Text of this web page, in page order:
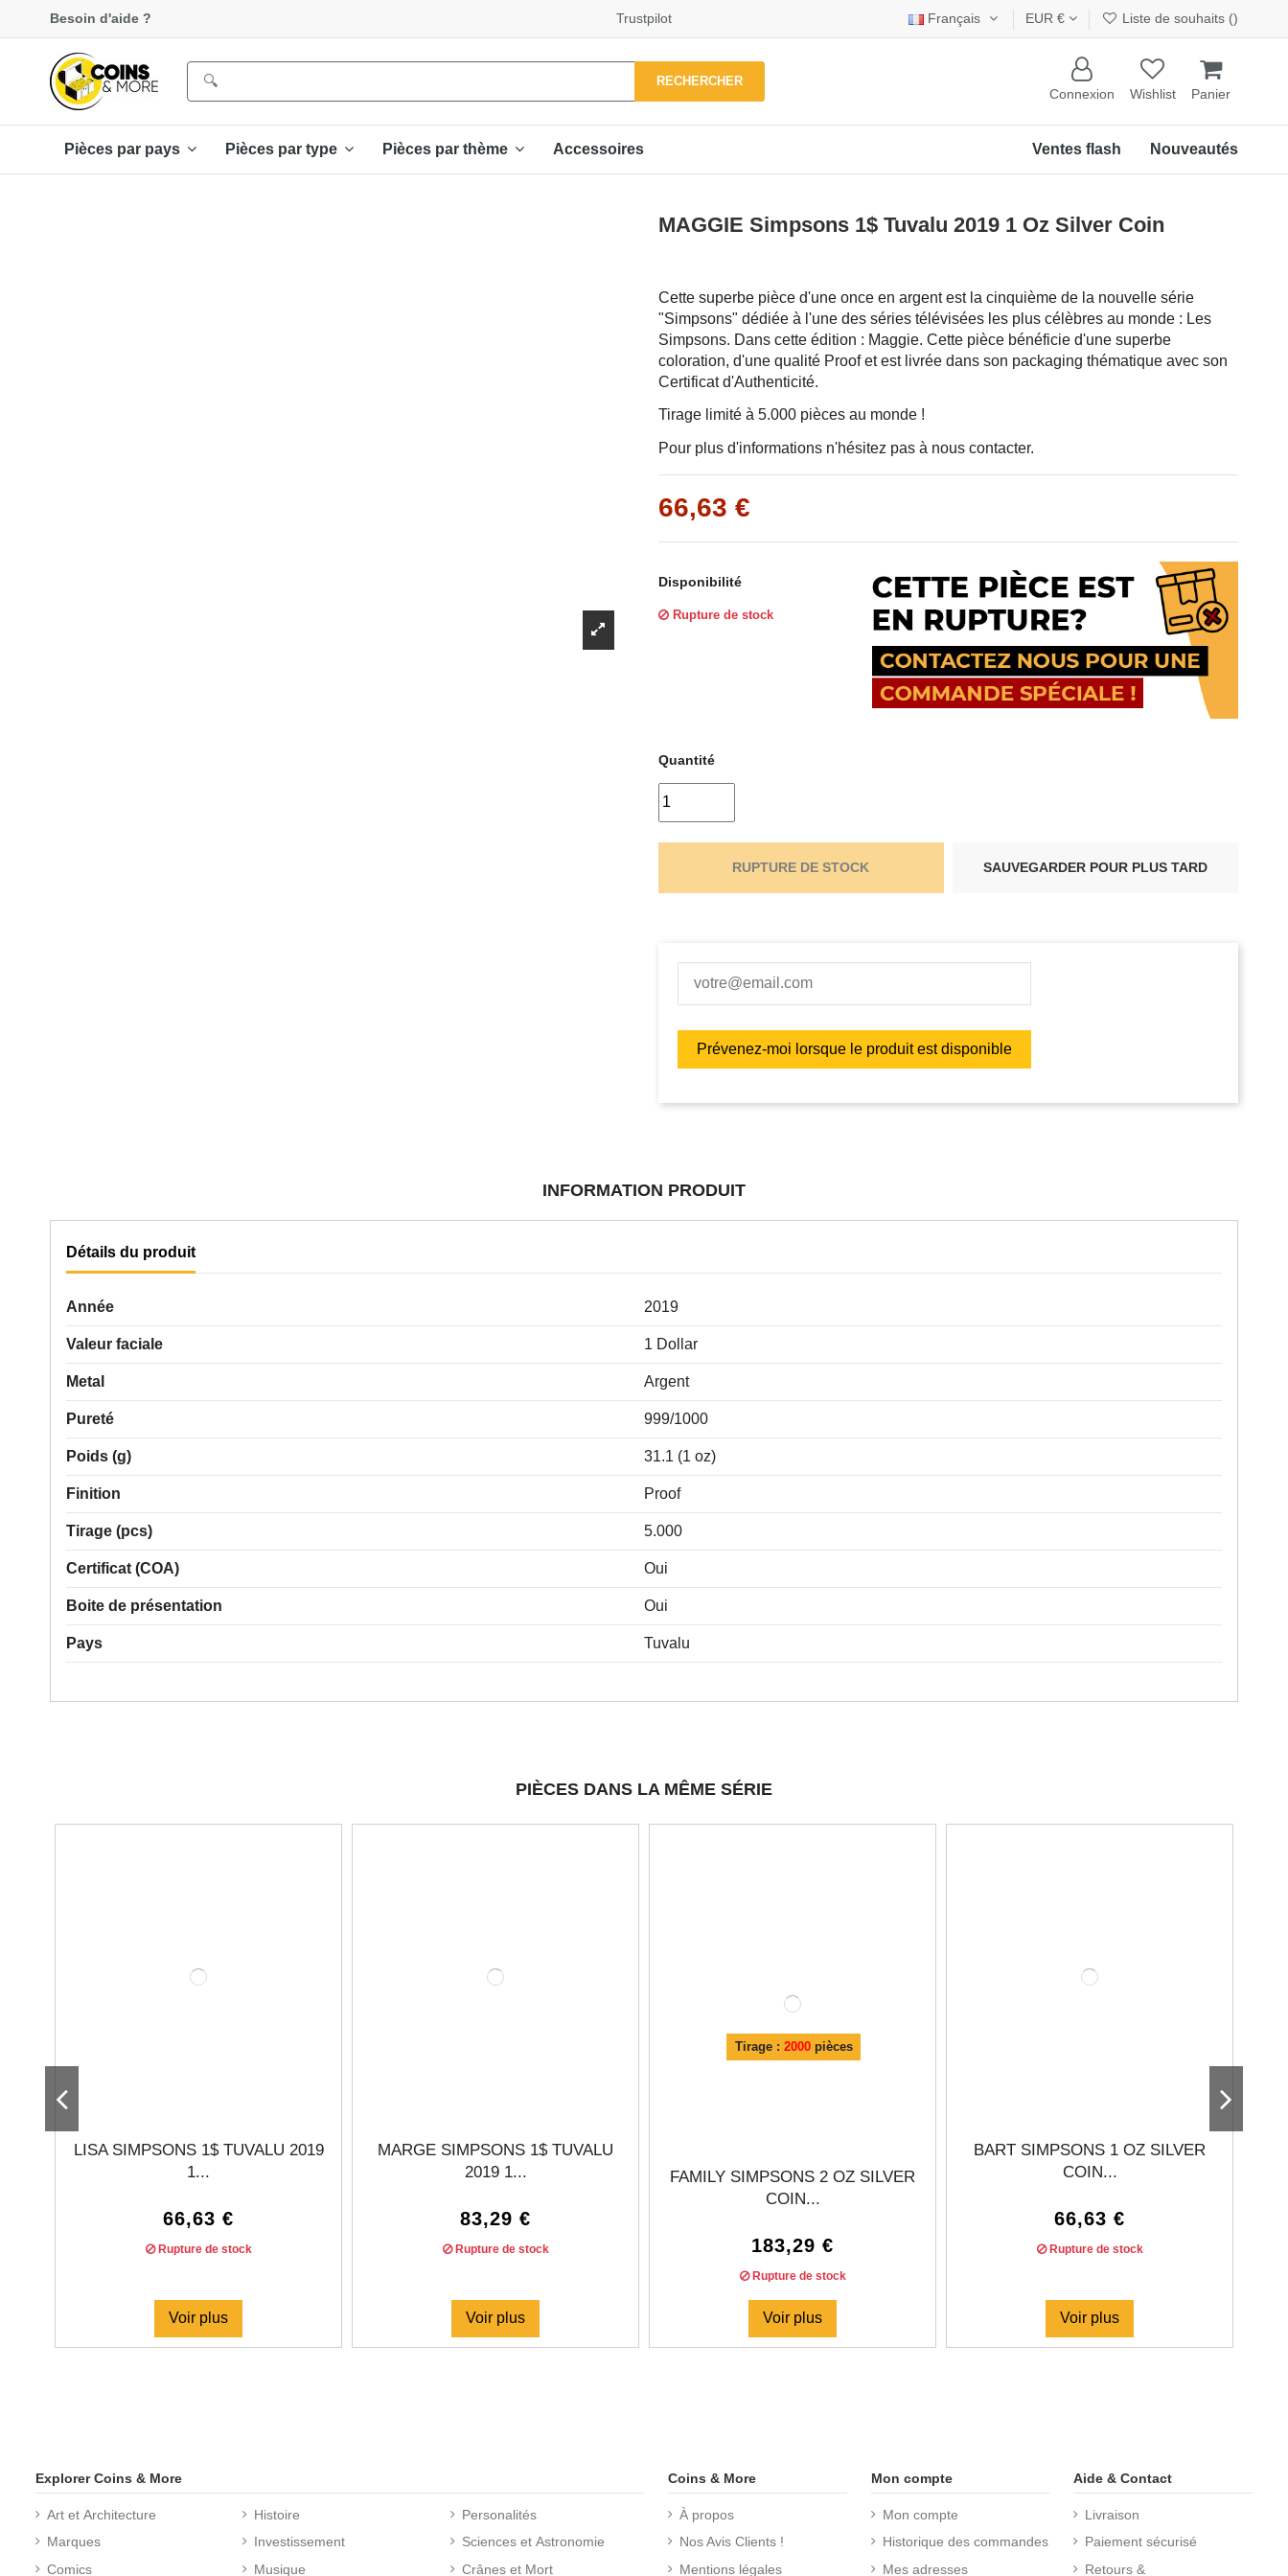
Γ
Besoin d'aide ? Trustpilot Français EUR € Liste de souhaits ()
RECHERCHER
Connexion Wishlist Panier
Pièces par pays Pièces par type Pièces par thème Accessoires Nouveautés
Ventes flash
MAGGIE Simpsons 1$ Tuvalu 2019 1 Oz Silver Coin
Cette superbe pièce d'une once en argent est la cinquième de la nouvelle série
"Simpsons" dédiée à l'une des séries télévisées les plus célèbres au monde : Les
Simpsons. Dans cette édition : Maggie. Cette pièce bénéficie d'une superbe
coloration, d'une qualité Proof et est livrée dans son packaging thématique avec son
Certificat d'Authenticité.
Tirage limité à 5.000 pièces au monde !
Pour plus d'informations n'hésitez pas à nous contacter.
66,63 €
Disponibilité
Rupture de stock
Quantité
RUPTURE DE STOCK SAUVEGARDER POUR PLUS TARD
INFORMATION PRODUIT
Détails du produit
Année 2019
Valeur faciale 1 Dollar
Metal Argent
Pureté 999/1000
Poids (g) 31.1 (1 oz)
Finition Proof
Tirage (pcs) 5.000
Certificat (COA) Oui
Boite de présentation Oui
Pays Tuvalu
PIÈCES DANS LA MÊME SÉRIE
LISA SIMPSONS 1$ TUVALU 2019
1...
66,63 €
Rupture de stock
Voir plus
MARGE SIMPSONS 1$ TUVALU
2019 1...
83,29 €
Rupture de stock
Voir plus
Tirage : 2000pièces
FAMILY SIMPSONS 2 OZ SILVER
COIN...
183,29 €
Rupture de stock
Voir plus
BART SIMPSONS 1 OZ SILVER
COIN...
66,63 €
Rupture de stock
Voir plus
Explorer Coins & More
Art et Architecture
Marques
Comics
Histoire
Investissement
Musique
Personalités
Sciences et Astronomie
Crânes et Mort
Coins & More
À propos
Nos Avis Clients !
Mentions légales
Mon compte
Mon compte
Historique des commandes
Mes adresses
Aide & Contact
Livraison
Paiement sécurisé
Retours &